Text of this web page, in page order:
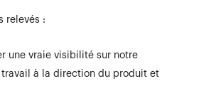
relevés :
une vraie visibilité sur notre
à la direction du produit et